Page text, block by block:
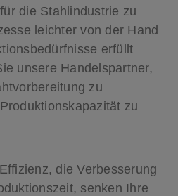
für die Stahlindustrie zu
leichter von der Hand
erfüllt
unsere Handelspartner,
zu
zu
die Verbesserung
senken Ihre